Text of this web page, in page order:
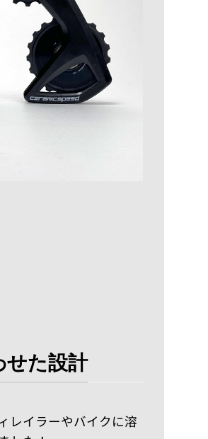
せた設計
レイラーやバイクに溶